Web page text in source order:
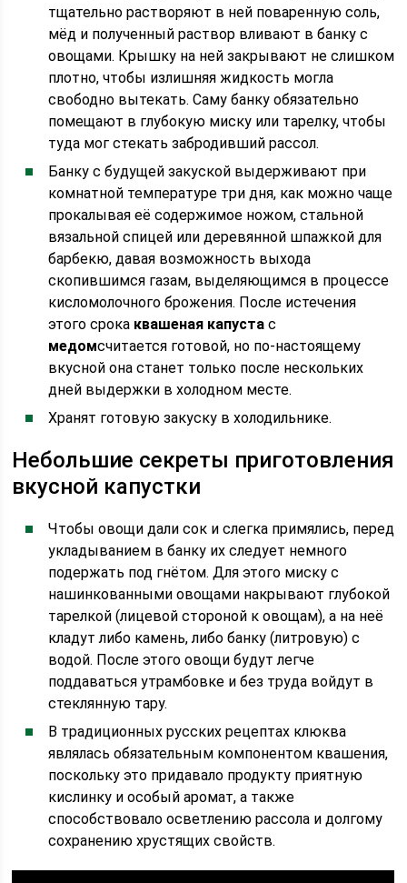
тщательно растворяют в ней поваренную соль,
мёд и полученный раствор вливают в банку с
овощами. Крышку на ней закрывают не слишком
плотно, чтобы излишняя жидкость могла
свободно вытекать. Саму банку обязательно
помещают в глубокую миску или тарелку, чтобы
туда мог стекать забродивший рассол.
Банку с будущей закуской выдерживают при
комнатной температуре три дня, как можно чаще
прокалывая её содержимое ножом, стальной
вязальной спицей или деревянной шпажкой для
барбекю, давая возможность выхода
скопившимся газам, выделяющимся в процессе
кисломолочного брожения. После истечения
этого срока квашеная капуста с
медомсчитается готовой, но по-настоящему
вкусной она станет только после нескольких
дней выдержки в холодном месте.
Хранят готовую закуску в холодильнике.
Небольшие секреты приготовления
вкусной капустки
Чтобы овощи дали сок и слегка примялись, перед
укладыванием в банку их следует немного
подержать под гнётом. Для этого миску с
нашинкованными овощами накрывают глубокой
тарелкой (лицевой стороной к овощам), а на неё
кладут либо камень, либо банку (литровую) с
водой. После этого овощи будут легче
поддаваться утрамбовке и без труда войдут в
стеклянную тару.
В традиционных русских рецептах клюква
являлась обязательным компонентом квашения,
поскольку это придавало продукту приятную
кислинку и особый аромат, а также
способствовало осветлению рассола и долгому
сохранению хрустящих свойств.